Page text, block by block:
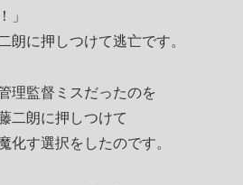
」
朗に押しつけて逃亡です。
理監督ミスだったのを
二朗に押しつけて
化す選択をしたのです。